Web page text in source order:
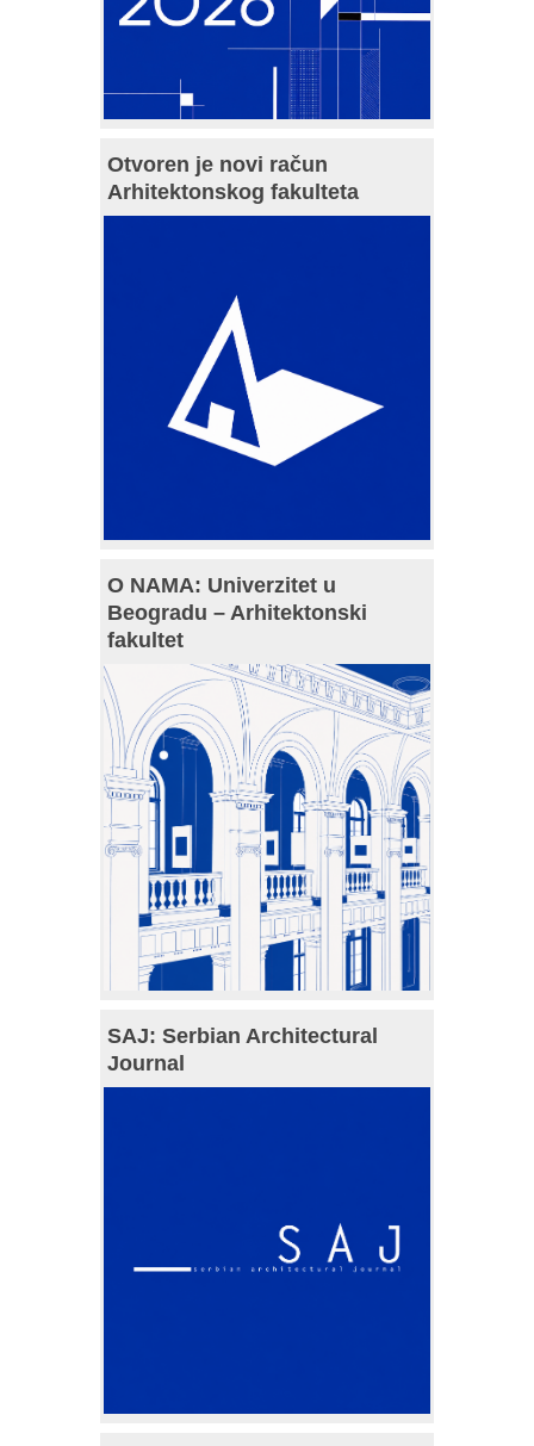
Otvoren je novi račun
Arhitektonskog fakulteta
O NAMA: Univerzitet u
Beogradu – Arhitektonski
fakultet
SAJ: Serbian Architectural
Journal